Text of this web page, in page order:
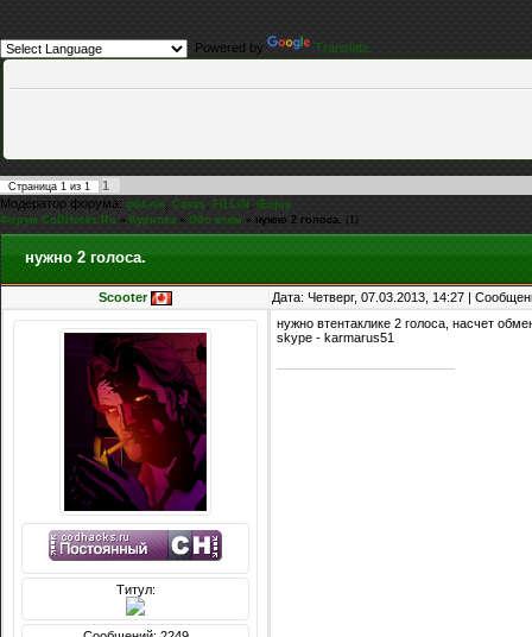
Powered by Translate
Страница 1 из 1
1
Модератор форума:g0d-me,Casus, FiLLiN,iEnjoy
Форум CoDHacks.Ru » Курилка » Обо всем » нужно 2 голоса. (1)
нужно 2 голоса.
Scooter Дата: Четверг, 07.03.2013, 14:27 |
Титул:
нужно втентаклике 2 голоса, насчет
skype - karmarus51